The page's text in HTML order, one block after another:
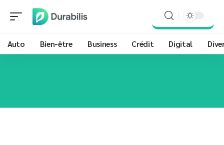
Auto Bien-être Business Crédit Digital